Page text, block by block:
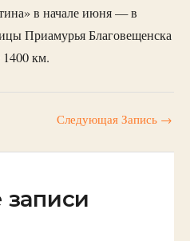
в начале июня — в
Приамурья Благовещенска
км.
Следующая Запись →
записи